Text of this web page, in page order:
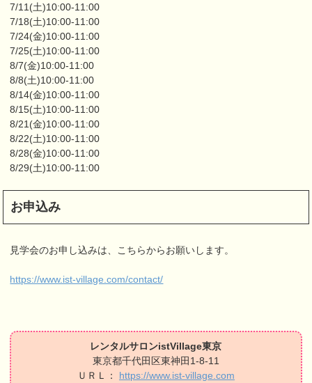
7/11(土)10:00-11:00
7/18(土)10:00-11:00
7/24(金)10:00-11:00
7/25(土)10:00-11:00
8/7(金)10:00-11:00
8/8(土)10:00-11:00
8/14(金)10:00-11:00
8/15(土)10:00-11:00
8/21(金)10:00-11:00
8/22(土)10:00-11:00
8/28(金)10:00-11:00
8/29(土)10:00-11:00
お申込み
見学会のお申し込みは、こちらからお願いします。
https://www.ist-village.com/contact/
レンタルサロンistVillage東京
東京都千代田区東神田1-8-11
ＵＲＬ： https://www.ist-village.com